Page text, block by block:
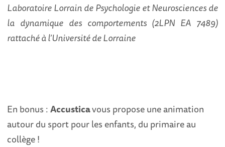
LaboratoireLorrain de Psychologie et Neurosciences de
la dynamique des comportements (2LPN EA 7489)
rattaché à l’Université de Lorraine
En bonus :Accusticavous propose une animation
autour du sport pour les enfants, du primaire au
collège !